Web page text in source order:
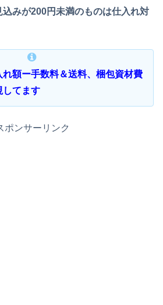
みが200円未満のものは仕入れ対
額ー手数料＆送料、梱包資材費
してます
ポンサーリンク